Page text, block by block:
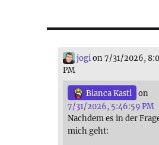
jogi on 7/31/2026,
PM
Bianca Kastl
on
7/31/2026, 5:46:59 PM
Nachdem es in der
mich geht: